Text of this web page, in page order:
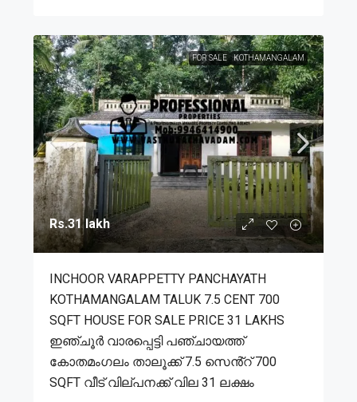
FOR SALE KOTHAMANGALAM
Rs.31 lakh
INCHOOR VARAPPETTY PANCHAYATH
KOTHAMANGALAM TALUK 7.5 CENT 700
SQFT HOUSE FOR SALE PRICE 31 LAKHS
ഇഞ്ചൂർ വാരപ്പെട്ടി പഞ്ചായത്ത്
കോതമംഗലം താലൂക്ക് 7.5 സെൻ്റ് 700
SQFT വീട് വില്പനക്ക് വില 31 ലക്ഷം